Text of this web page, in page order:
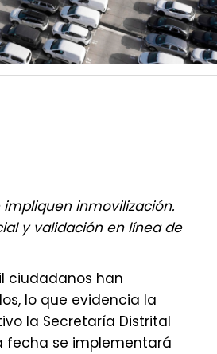
inmovilización.
y validación en línea de
ciudadanos han
lo que evidencia la
la Secretaría Distrital
fecha se implementará